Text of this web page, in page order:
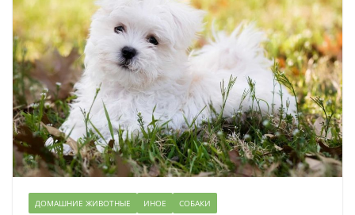
ДОМАШНИЕ ЖИВОТНЫЕ ИНОЕ СОБАКИ